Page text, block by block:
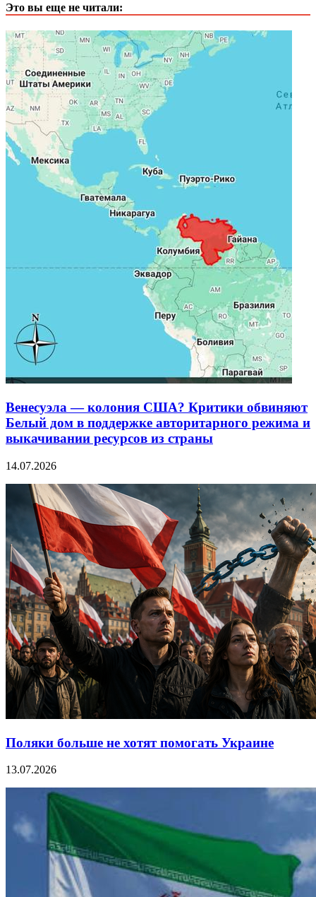
Это вы еще не читали:
Венесуэла — колония США? Критики обвиняют
Белый дом в поддержке авторитарного режима и
выкачивании ресурсов из страны
14.07.2026
Поляки больше не хотят помогать Украине
13.07.2026